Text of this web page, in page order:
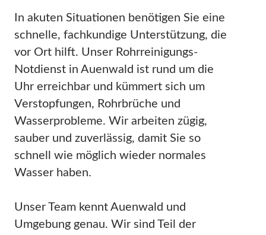
In akuten Situationen benötigen Sie eine
schnelle, fachkundige Unterstützung, die
vor Ort hilft. Unser Rohrreinigungs-
Notdienst in Auenwald ist rund um die
Uhr erreichbar und kümmert sich um
Verstopfungen, Rohrbrüche und
Wasserprobleme. Wir arbeiten zügig,
sauber und zuverlässig, damit Sie so
schnell wie möglich wieder normales
Wasser haben.
Unser Team kennt Auenwald und
Umgebung genau. Wir sind Teil der